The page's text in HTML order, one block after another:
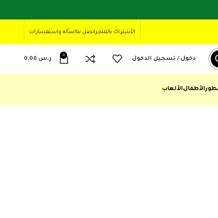
الأشتراك بالمتجراتصل بنااسأله واستفسارات
دخول / تسجيل الدخول
0
ر.س
الأطفالالألعاب